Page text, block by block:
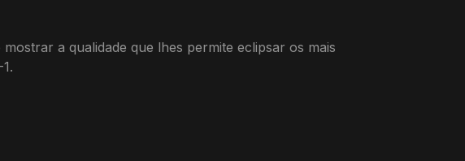
a qualidade que lhes permite eclipsar os mais